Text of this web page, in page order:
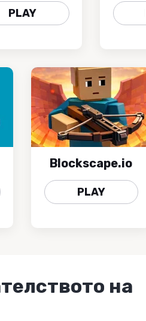
PLAY
Blockscape.io
PLAY
на